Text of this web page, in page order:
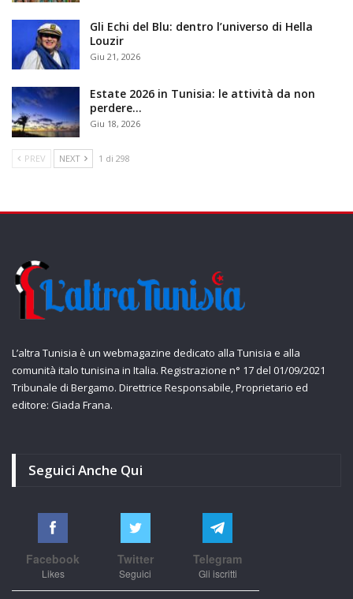
Gli Echi del Blu: dentro l’universo di Hella
Louzir
Giu 21, 2026
Estate 2026 in Tunisia: le attività da non
perdere…
Giu 18, 2026
PREV NEXT 1 di 298
L’altra Tunisia è un webmagazine dedicato alla Tunisia e alla
comunità italo tunisina in Italia. Registrazione n° 17 del 01/09/2021
Tribunale di Bergamo. Direttrice Responsabile, Proprietario ed
editore: Giada Frana.
Seguici Anche Qui
Facebook
Likes
Twitter
Seguici
Telegram
Gli iscritti